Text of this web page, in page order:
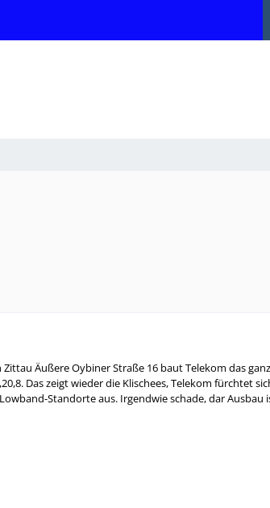
Äußere Oybiner Straße 16 baut Telekom das
Das zeigt wieder die Klischees, Telekom fürchtet
Standorte aus. Irgendwie schade, dar Ausbau